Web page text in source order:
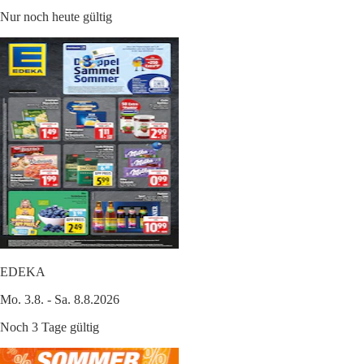
Nur noch heute gültig
EDEKA
Mo. 3.8. - Sa. 8.8.2026
Noch 3 Tage gültig